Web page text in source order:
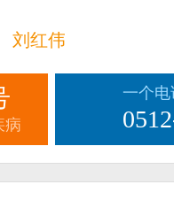
刘红伟
病
一个